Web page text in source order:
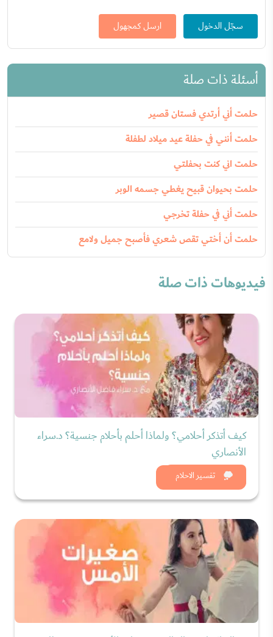
سجّل الدخول ارسل كمجهول
أسئلة ذات صلة
حلمت أني أرتدي فستان قصير
حلمت أنني في حفلة عيد ميلاد لطفلة
حلمت اني كنت بحفلتي
حلمت بحيوان قبيح يغطي جسمه الوبر
حلمت أني في حفلة تخرجي
حلمت أن أختي تقص شعري فأصبح جميل ولامع
فيديوهات ذات صلة
تفسير الاحلام
كيف أتذكر أحلامي؟ ولماذا أحلم بأحلام جنسية؟ د.سراء
الأنصاري
شاهد الان